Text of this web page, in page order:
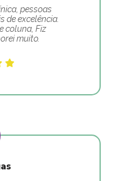
pessoas
de excelência.
coluna, Fiz
muito.